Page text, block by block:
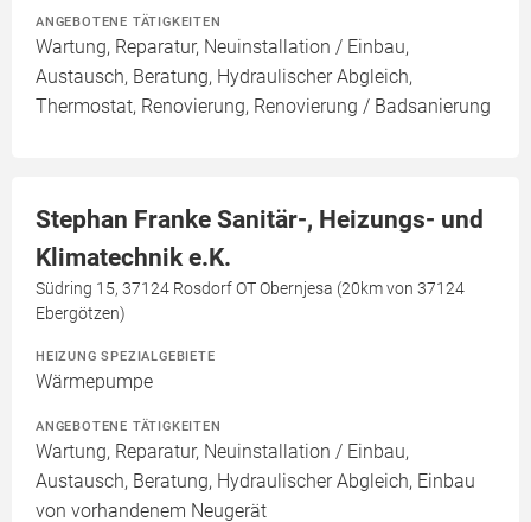
ANGEBOTENE TÄTIGKEITEN
Wartung, Reparatur, Neuinstallation / Einbau,
Austausch, Beratung, Hydraulischer Abgleich,
Thermostat, Renovierung, Renovierung / Badsanierung
Stephan Franke Sanitär-, Heizungs- und
Klimatechnik e.K.
Südring 15, 37124 Rosdorf OT Obernjesa (20km von 37124
Ebergötzen)
HEIZUNG SPEZIALGEBIETE
Wärmepumpe
ANGEBOTENE TÄTIGKEITEN
Wartung, Reparatur, Neuinstallation / Einbau,
Austausch, Beratung, Hydraulischer Abgleich, Einbau
von vorhandenem Neugerät